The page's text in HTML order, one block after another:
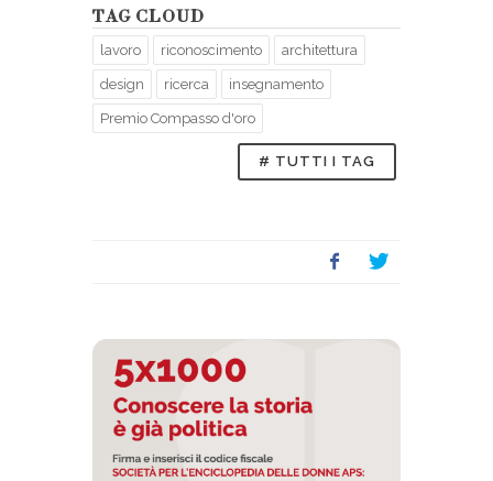
TAG CLOUD
lavoro riconoscimento architettura
design ricerca insegnamento
Premio Compasso d'oro
# TUTTI I TAG